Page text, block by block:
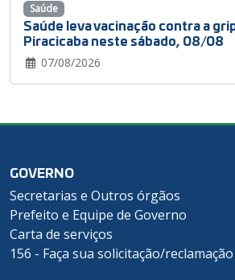
Saúde leva vacinação contra a
Piracicaba neste sábado, 08/08
07/08/2026
Saúde
GOVERNO
Secretarias e Outros órgãos
Prefeito e Equipe de Governo
Carta de serviços
156 - Faça sua solicitação/reclamação